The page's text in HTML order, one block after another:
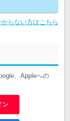
らない方はこちら
、Appleへの
ン